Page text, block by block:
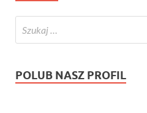
POLUB NASZ PROFIL